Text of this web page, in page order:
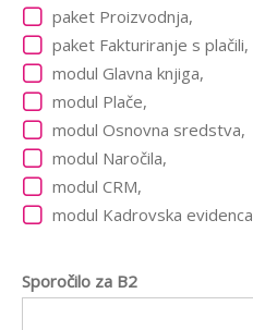
paket Proizvodnja,
paket Fakturiranje s plačili,
modul Glavna knjiga,
modul Plače,
modul Osnovna sredstva,
modul Naročila,
modul CRM,
modul Kadrovska evidenca
Sporočilo za B2